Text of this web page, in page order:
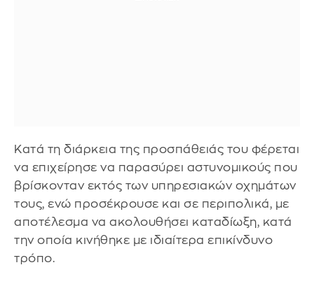
Κατά τη διάρκεια της προσπάθειάς του φέρεται
να επιχείρησε να παρασύρει αστυνομικούς που
βρίσκονταν εκτός των υπηρεσιακών οχημάτων
τους, ενώ προσέκρουσε και σε περιπολικά, με
αποτέλεσμα να ακολουθήσει καταδίωξη, κατά
την οποία κινήθηκε με ιδιαίτερα επικίνδυνο
τρόπο.